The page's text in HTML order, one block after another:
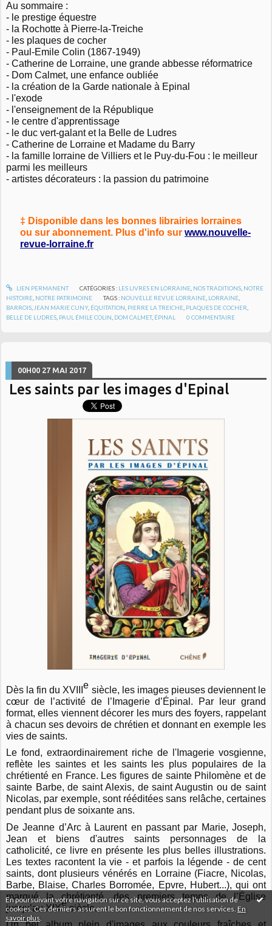
En poursuivant votre navigation sur ce site, vous acceptez l'utilisation de
cookies. Ces derniers assurent le bon fonctionnement de nos services. En
savoir plus
Au sommaire :
- le prestige équestre
- la Rochotte à Pierre-la-Treiche
- les plaques de cocher
- Paul-Emile Colin (1867-1949)
- Catherine de Lorraine, une grande abbesse réformatrice
- Dom Calmet, une enfance oubliée
- la création de la Garde nationale à Epinal
- l'exode
- l'enseignement de la République
- le centre d'apprentissage
- le duc vert-galant et la Belle de Ludres
- Catherine de Lorraine et Madame du Barry
- la famille lorraine de Villiers et le Puy-du-Fou : le meilleur
parmi les meilleurs
- artistes décorateurs : la passion du patrimoine
‡ Disponible dans les bonnes librairies lorraines
ou sur abonnement. Plus d'info sur www.nouvelle-
revue-lorraine.fr
LIEN PERMANENT CATÉGORIES : LES LIVRES EN LORRAINE, NOS TRADITIONS, NOTRE
HISTOIRE, NOTRE PATRIMOINE TAGS : NOUVELLE REVUE LORRAINE, LORRAINE,
BARROIS,JEAN MARIE CUNY, ÉQUITATION, PIERRE LA TREICHE, PLAQUES DE COCHER,
BELLE DE LUDRES, PAUL ÉMILE COLIN, DOM CALMET, ÉPINAL 0 COMMENTAIRE
00H00 27 MAI 2017
Les saints par les images d'Epinal
Dès la fin du XVIIIe siècle, les images pieuses deviennent le
cœur de l’activité de l’Imagerie d’Épinal. Par leur grand
format, elles viennent décorer les murs des foyers, rappelant
à chacun ses devoirs de chrétien et donnant en exemple les
vies de saints.
Le fond, extraordinairement riche de l'Imagerie vosgienne,
reflète les saintes et les saints les plus populaires de la
chrétienté en France. Les figures de sainte Philomène et de
sainte Barbe, de saint Alexis, de saint Augustin ou de saint
Nicolas, par exemple, sont rééditées sans relâche, certaines
pendant plus de soixante ans.
De Jeanne d’Arc à Laurent en passant par Marie, Joseph,
Jean et biens d'autres saints personnages de la
catholicité, ce livre en présente les plus belles illustrations.
Les textes racontent la vie - et parfois la légende - de cent
saints, dont plusieurs vénérés en Lorraine (Fiacre, Nicolas,
Barbe, Blaise, Charles Borromée, Epvre, Hubert...), qui ont
marqué la chrétienté, des premiers temps de l’Église
jusqu’au XIXesiècle.